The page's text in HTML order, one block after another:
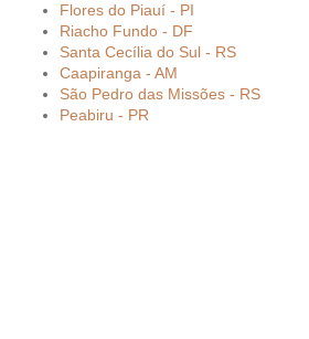
Flores do Piauí - PI
Riacho Fundo - DF
Santa Cecília do Sul - RS
Caapiranga - AM
São Pedro das Missões - RS
Peabiru - PR